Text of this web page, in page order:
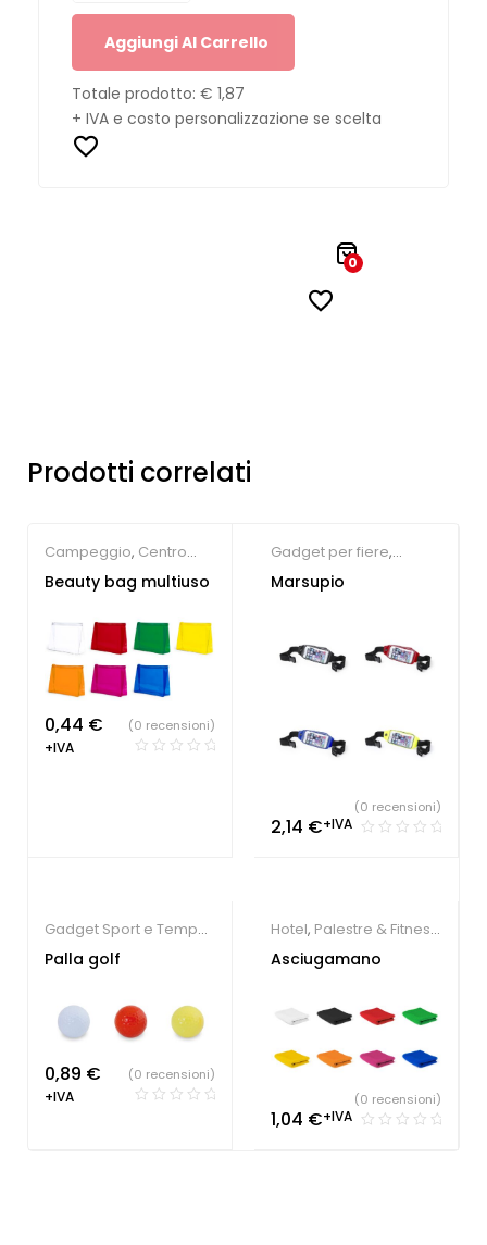
Aggiungi Al Carrello
Totale prodotto: € 1,87
+ IVA e costo personalizzazione se scelta
0
Prodotti correlati
Campeggio, Centro
estetico ,Gadget per la
e Tempo Libero
Beauty bag multiuso
0,44 €
+IVA
(0 recensioni)
Gadget per fiere,
Gadget Sport e Tempo
Marsupio
2,14 €+IVA
(0 recensioni)
Gadget Sport e Tempo
Libero
Palla golf
0,89 €
+IVA
(0 recensioni)
Hotel, Palestre & Fitness,
Società Sportive
Asciugamano
1,04 €+IVA
(0 recensioni)